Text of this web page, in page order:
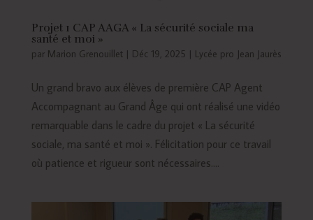
Projet 1 CAP AAGA « La sécurité sociale ma
santé et moi »
par Marion Grenouillet| Déc 19, 2025 | Lycée pro Jean Jaurès
Un grand bravo aux élèves de première CAP Agent
Accompagnant au Grand Âge qui ont réalisé une vidéo
remarquable dans le cadre du projet « La sécurité
sociale, ma santé et moi ». Félicitation pour ce travail
où patience et rigueur sont nécessaires....